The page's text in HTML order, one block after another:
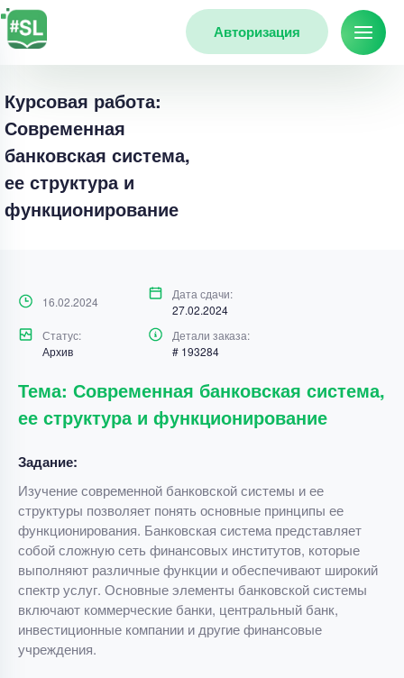
Авторизация
Курсовая работа:
Современная
банковская система,
ее структура и
функционирование
16.02.2024
Дата сдачи:
27.02.2024
Статус:
Архив
Детали заказа:
# 193284
Тема: Современная банковская система,
ее структура и функционирование
Задание:
Изучение современной банковской системы и ее
структуры позволяет понять основные принципы ее
функционирования. Банковская система представляет
собой сложную сеть финансовых институтов, которые
выполняют различные функции и обеспечивают широкий
спектр услуг. Основные элементы банковской системы
включают коммерческие банки, центральный банк,
инвестиционные компании и другие финансовые
учреждения.